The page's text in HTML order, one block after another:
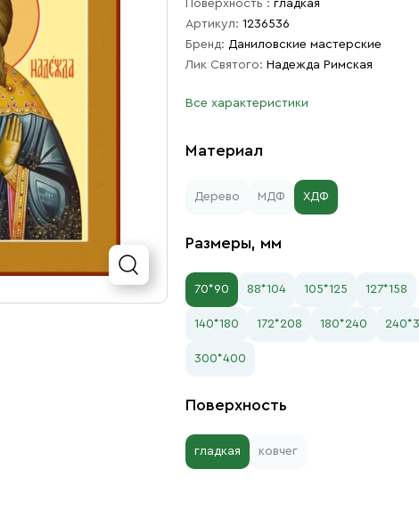
Поверхность : гладкая
Артикул: 1236536
Бренд: Даниловские мастерские
Лик Святого: Надежда Римская
Все характеристики
Материал
Дерево МДФ ХДФ
Размеры, мм
70*90 88*104 105*125 127*158
140*180 172*208 180*240
300*400
Поверхность
гладкая ковчег